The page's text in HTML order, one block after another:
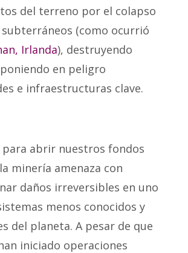
del terreno por el colapso
(como ocurrió
Irlanda), destruyendo
en peligro
e infraestructuras clave.
para abrir nuestros fondos
minería amenaza con
daños irreversibles en uno
menos conocidos y
del planeta. A pesar de que
iniciado operaciones